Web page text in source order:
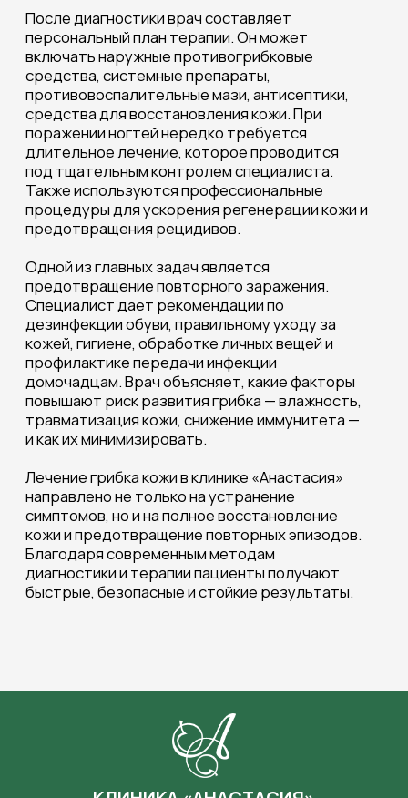
Лечение грибка кожи в клинике «Анастасия»
направлено не только на устранение
симптомов, но и на полное восстановление
кожи и предотвращение повторных эпизодов.
Благодаря современным методам
диагностики и терапии пациенты получают
быстрые, безопасные и стойкие результаты.
О клинике
Косметология
Пластическая хирургия
Стоматология
Лазерные технологии
Дерматология
Контакты
+7 (831) 260-15-35
Контактная информация
пн-пт: 9:00 - 20:00, сб: 9:00 - 15:00,
Нижний Новгород, ул. Грузинская 46
Нижний Новгород, пр. Ленина 1
пн-пт: 9:00 - 20:00, сб: 9:00 - 15:00,
Клиника пластической хирургии
Для
пациентов